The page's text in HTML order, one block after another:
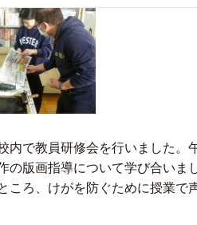
内で教員研修会を行いました。
の版画指導について学び合いま
ころ、けがを防ぐために授業で